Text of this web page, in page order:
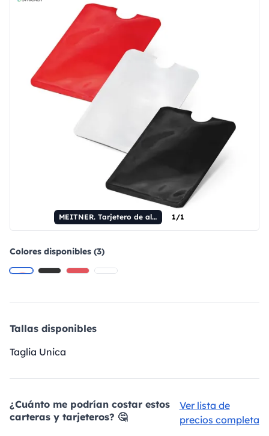
MEITNER. Tarjetero de aluminio con bloqueo RFID. 1/1
Colores disponibles (3)
Tallas disponibles
Taglia Unica
¿Cuánto me podrían costar estos
carteras y tarjeteros? 🤔
Ver lista de
precios completa